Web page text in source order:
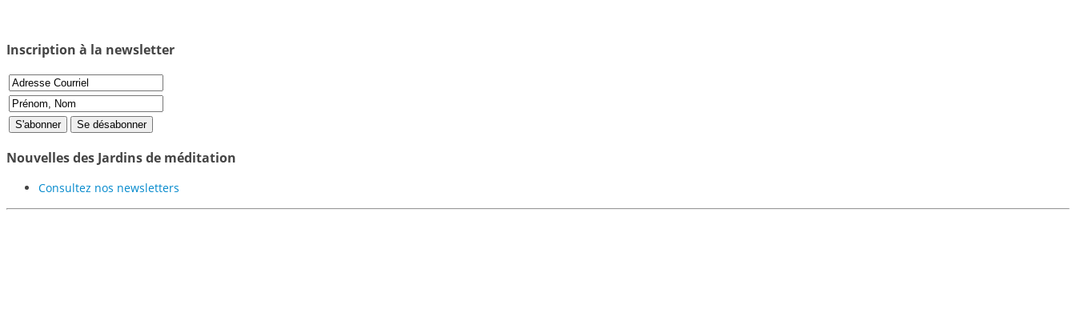
Inscription à la newsletter
Nouvelles des Jardins de méditation
Consultez nos newsletters